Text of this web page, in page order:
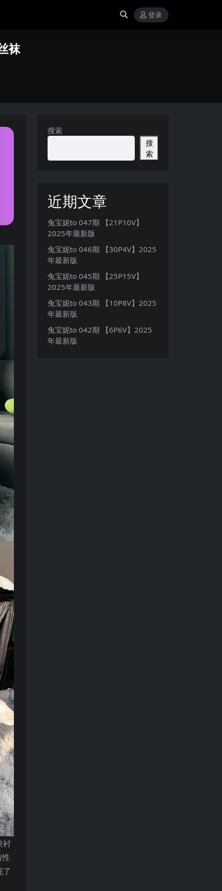
登录
袜
衬
了
搜索
搜
索
近期文章
兔宝妮to 047期 【21P10V】
2025年最新版
兔宝妮to 046期 【30P4V】2025
年最新版
兔宝妮to 045期 【25P15V】
2025年最新版
兔宝妮to 043期 【10P8V】2025
年最新版
兔宝妮to 042期 【6P6V】2025
年最新版